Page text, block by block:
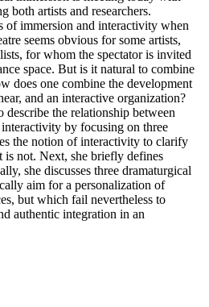
both artists and researchers.
of immersion and interactivity when
seems obvious for some artists,
for whom the spectator is invited
space. But is it natural to combine
does one combine the development
and an interactive organization?
describe the relationship between
by focusing on three
the notion of interactivity to clarify
not. Next, she briefly defines
she discusses three dramaturgical
aim for a personalization of
but which fail nevertheless to
authentic integration in an